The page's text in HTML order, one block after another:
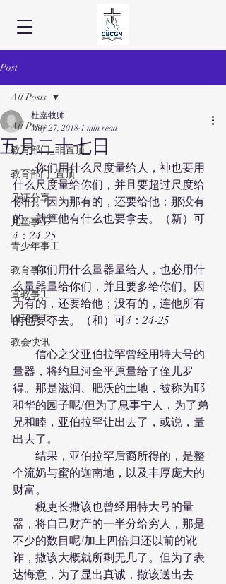
Post
All Posts
教育部门_非置顶
教育部门_置顶
见证分享
儿童事工
青少年事工
教育事工
宣教事工
团契事工
教会快讯
All Posts
五月二十七日
杜嘉牧师
May 27, 2018 1 min read
你们用什么尺度量给人，神也要用
什么尺度量给你们，并且要超过尺度给
你们。因为那有的，还要给他；那没有
的，就算他有什么也要拿去。（新）可
4：24-25
你们用什么量器量给人，也必用什
么量器量给你们，并且要多给你们。因
为有的，还要给他；没有的，连他所有
的也要夺去。（和）可4：24-25
信心之父亚伯拉罕曾经用特大号的
量器，将约旦河全平原量给了侄儿罗
得。那是滋润、肥沃的土地，被称为耶
和华的园子呢!但为了息事宁人，为了弟
兄和睦，亚伯拉罕让出去了，或说，量
出去了。
结果，亚伯拉罕后裔所得的，是整
个流奶与蜜的迦南地，以及丰厚庞大的
财富。
税吏长撒该也曾经用特大号的量
器，将自己财产的一半分给穷人，那是
不少的数目呢!加上四倍归还以前的讹
诈，撒该大概就所剩无几了。但为了表
达悔意，为了显出真诚，撒该送出去